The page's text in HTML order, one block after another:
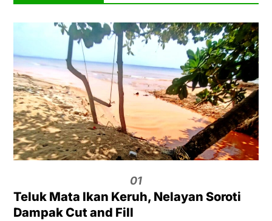
01
Teluk Mata Ikan Keruh, Nelayan Soroti
Dampak Cut and Fill